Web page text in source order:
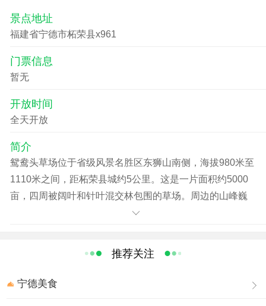
景点地址
福建省宁德市柘荣县x961
门票信息
暂无
开放时间
全天开放
简介
鸳鸯头草场位于省级风景名胜区东狮山南侧，海拔980米至
1110米之间，距柘荣县城约5公里。这是一片面积约5000
亩，四周被阔叶和针叶混交林包围的草场。周边的山峰巍
峨挺拔，充满阳刚之壮美。草场核心区的山岚远远望去，
站在草原的最高处“鸳鸯峰”顶环顾四周，向东可望见太姥山
与茫茫东海水天相接。如果遇到天朗气清的早晨，还可以
推荐关注
宁德美食